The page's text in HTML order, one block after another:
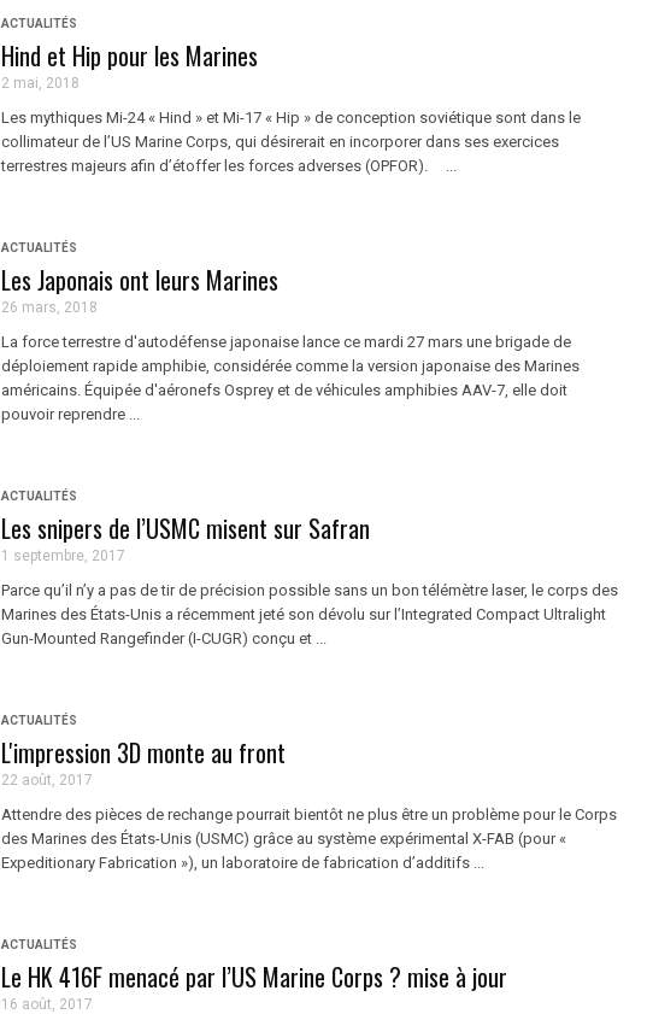
ACTUALITÉS
Hind et Hip pour les Marines
2 mai, 2018
Les mythiques Mi-24 « Hind » et Mi-17 « Hip » de conception soviétique sont dans le
collimateur de l’US Marine Corps, qui désirerait en incorporer dans ses exercices
terrestres majeurs afin d’étoffer les forces adverses (OPFOR). ...
ACTUALITÉS
Les Japonais ont leurs Marines
26 mars, 2018
La force terrestre d'autodéfense japonaise lance ce mardi 27 mars une brigade de
déploiement rapide amphibie, considérée comme la version japonaise des Marines
américains. Équipée d'aéronefs Osprey et de véhicules amphibies AAV-7, elle doit
pouvoir reprendre ...
ACTUALITÉS
Les snipers de l’USMC misent sur Safran
1 septembre, 2017
Parce qu’il n’y a pas de tir de précision possible sans un bon télémètre laser, le corps des
Marines des États-Unis a récemment jeté son dévolu sur l’Integrated Compact Ultralight
Gun-Mounted Rangefinder (I-CUGR) conçu et ...
ACTUALITÉS
L'impression 3D monte au front
22 août, 2017
Attendre des pièces de rechange pourrait bientôt ne plus être un problème pour le Corps
des Marines des États-Unis (USMC) grâce au système expérimental X-FAB (pour «
Expeditionary Fabrication »), un laboratoire de fabrication d’additifs ...
ACTUALITÉS
Le HK 416F menacé par l’US Marine Corps ? mise à jour
16 août, 2017